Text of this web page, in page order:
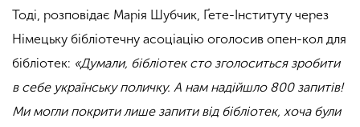
Тоді, розповідає Марія Шубчик, Ґете-Інституту через
Німецьку бібліотечну асоціацію оголосив опен-кол для
бібліотек: «Думали, бібліотек сто зголоситься зробити
в себе українську поличку. А нам надійшло 800 запитів!
Ми могли покрити лише запити від бібліотек, хоча були